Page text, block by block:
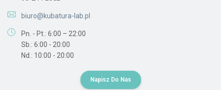
biuro@kubatura-lab.pl
Pn. - Pt.: 6:00 – 22:00
Sb.: 6:00 - 20:00
Nd.: 10:00 - 20:00
Napisz Do Nas